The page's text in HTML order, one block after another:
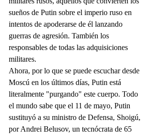
sueños de Putin sobre el imperio ruso en
intentos de apoderarse de él lanzando
guerras de agresión. También los
responsables de todas las adquisiciones
militares.
Ahora, por lo que se puede escuchar desde
Moscú en los últimos días, Putin está
literalmente "purgando" este cuerpo. Todo
el mundo sabe que el 11 de mayo, Putin
sustituyó a su ministro de Defensa, Shoigú,
por Andrei Belusov, un tecnócrata de 65